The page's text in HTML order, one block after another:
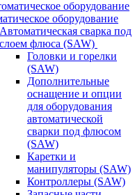
оборудование
Автоматическая сварка под
слоем флюса (SAW)
Головки и горелки
(SAW)
Дополнительные
оснащение и опции
для оборудования
автоматической
сварки под флюсом
(SAW)
Каретки и
манипуляторы (SAW)
Контроллеры (SAW)